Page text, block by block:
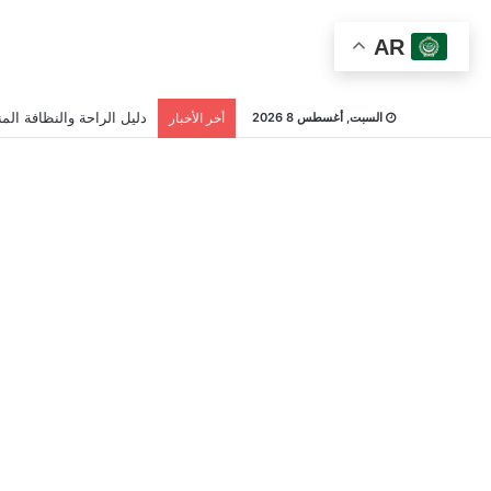
السبت, أغسطس 8 2026 أخر الأخبار دليل الراحة والنظافة
AR